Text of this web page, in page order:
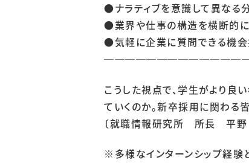
●ナラティブを意識して異なる
●業界や仕事の構造を横断的
●気軽に企業に質問できる機会
こうした視点で、学生がより良
ていくのか。新卒採用に関わる
〔就職情報研究所 所長 平野
※多様なインターンシップ経験